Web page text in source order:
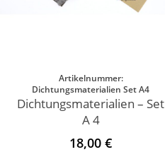
Artikelnummer:
Dichtungsmaterialien Set A4
Dichtungsmaterialien – Set
A 4
18,00 €